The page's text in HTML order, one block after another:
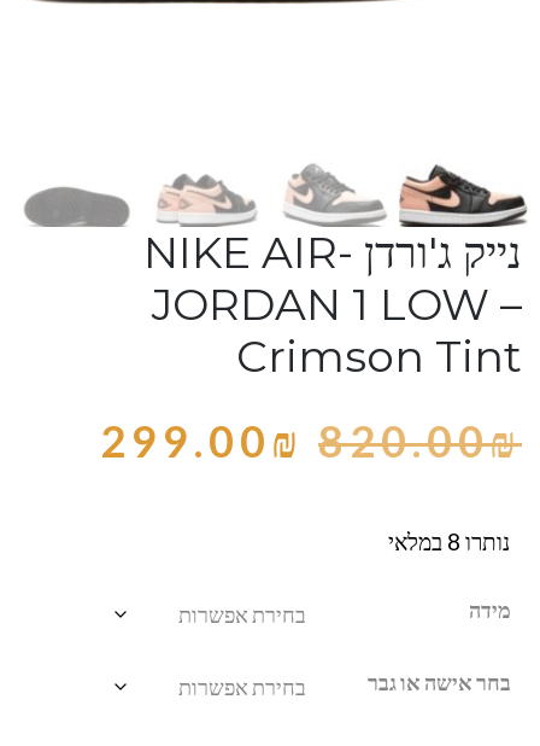
נייק ג'ורדן -NIKE AIR
JORDAN 1 LOW –
Crimson Tint
820.00₪
299.00₪
נותרו 8 במלאי
מידה
בחר אישה או גבר